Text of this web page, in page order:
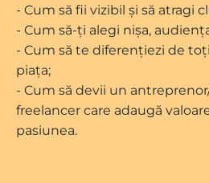
- Cum să fii vizibil și să atragi
- Cum să-ți alegi nișa,
- Cum să te diferențiezi de
piața;
- Cum să devii un
freelancer care adaugă
pasiunea.